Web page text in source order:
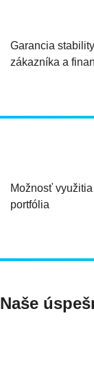
Garancia
zákazníka a
Možnosť
portfólia
Naše